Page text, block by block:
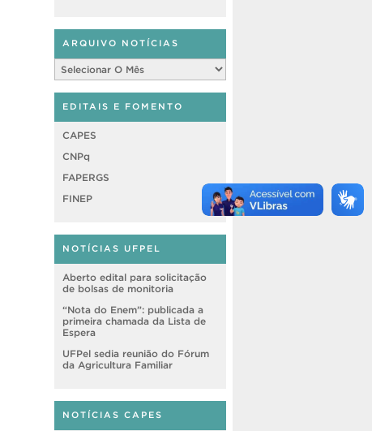
ARQUIVO NOTÍCIAS
Notícias
EDITAIS E FOMENTO
CAPES
CNPq
FAPERGS
FINEP
NOTÍCIAS UFPEL
Aberto edital para solicitação
de bolsas de monitoria
“Nota do Enem”: publicada a
primeira chamada da Lista de
Espera
UFPel sedia reunião do Fórum
da Agricultura Familiar
NOTÍCIAS CAPES